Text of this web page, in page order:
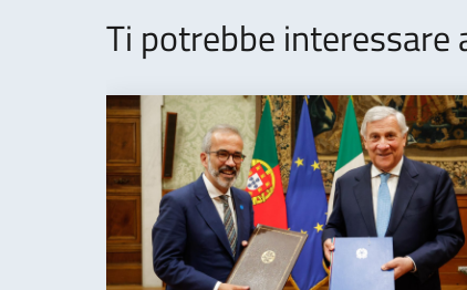
Ti potrebbe interessare